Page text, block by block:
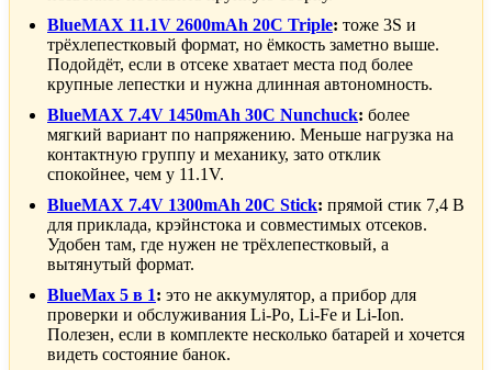
BlueMAX 11.1V 2600mAh 20C Triple: тоже 3S и
трёхлепестковый формат, но ёмкость заметно выше.
Подойдёт, если в отсеке хватает места под более
крупные лепестки и нужна длинная автономность.
BlueMAX 7.4V 1450mAh 30C Nunchuck: более
мягкий вариант по напряжению. Меньше нагрузка на
контактную группу и механику, зато отклик
спокойнее, чем у 11.1V.
BlueMAX 7.4V 1300mAh 20C Stick: прямой стик 7,4 В
для приклада, крэйнстока и совместимых отсеков.
Удобен там, где нужен не трёхлепестковый, а
вытянутый формат.
BlueMax 5 в 1: это не аккумулятор, а прибор для
проверки и обслуживания Li-Po, Li-Fe и Li-Ion.
Полезен, если в комплекте несколько батарей и хочется
видеть состояние банок.